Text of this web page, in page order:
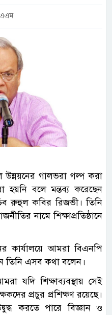
এএম
গালভরা গল্প করা
হয়নি বলে মন্তব্য করেছেন
রুহুল কবির রিজভী। তিনি
নামে শিক্ষাপ্রতিষ্ঠানে
কার্যালয়ে আমরা বিএনপি
তিনি এসব কথা বলেন।
যদি শিক্ষাব্যবস্থায় সেই
প্রচুর প্রশিক্ষণ রয়েছে।
করতে পারে বিজ্ঞান ও